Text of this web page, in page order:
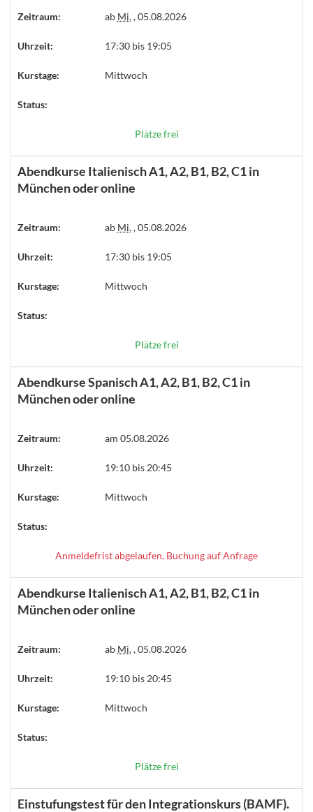
Zeitraum: ab Mi., 05.08.2026
Uhrzeit: 17:30 bis 19:05
Kurstage: Mittwoch
Status:
Plätze frei
Abendkurse Italienisch A1, A2, B1, B2, C1 in
München oder online
Zeitraum: ab Mi., 05.08.2026
Uhrzeit: 17:30 bis 19:05
Kurstage: Mittwoch
Status:
Plätze frei
Abendkurse Spanisch A1, A2, B1, B2, C1 in
München oder online
Zeitraum: am 05.08.2026
Uhrzeit: 19:10 bis 20:45
Kurstage: Mittwoch
Status:
Anmeldefrist abgelaufen, Buchung auf Anfrage
Abendkurse Italienisch A1, A2, B1, B2, C1 in
München oder online
Zeitraum: ab Mi., 05.08.2026
Uhrzeit: 19:10 bis 20:45
Kurstage: Mittwoch
Status:
Plätze frei
Einstufungstest für den Integrationskurs (BAMF).